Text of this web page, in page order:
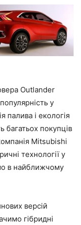
Outlander
у
палива і екологія
багатьох покупців
Mitsubishi
технології у
в найближчому
версій
гібридні